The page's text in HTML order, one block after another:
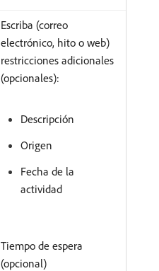
Escriba (correo
electrónico, hito o web)
restricciones adicionales
(opcionales):
Descripción
Origen
Fecha de la
actividad
Tiempo de espera
(opcional)